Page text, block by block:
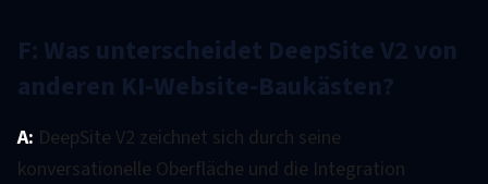
F: Was unterscheidet DeepSite V2 von
anderen KI-Website-Baukästen?
A: DeepSite V2 zeichnet sich durch seine
konversationelle Oberfläche und die Integration